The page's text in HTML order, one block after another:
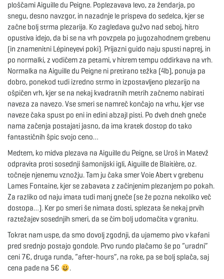
ploščami Aiguille du Peigne. Poplezavava levo, za žendarja, po
snegu, desno navzgor, in nazadnje le prispeva do sedelca, kjer se
začne bolj strma plezarija. Ko zagledava gužvo nad seboj, hitro
opustiva idejo, da bi se na vrh povzpela po jugozahodnem grebenu
(in znamenitni Lépineyevi poki). Prijazni guido naju spusti naprej, in
po normalki, z vodičem za petami, v hitrem tempu oddirkava na vrh.
Normalka na Aiguille du Peigne ni pretirano težka (4b), ponuja pa
dobro, ponekod tudi izredno strmo in izpostavljeno plezarijo na
ošpičen vrh, kjer se na nekaj kvadratnih metrih začnemo nabirati
naveza za navezo. Vse smeri se namreč končajo na vrhu, kjer vse
naveze čaka spust po eni in edini abzajl pisti. Po dveh dneh gneče
nama začenja postajati jasno, da ima kratek dostop do tako
fantastičnih špic svojo ceno…
Medtem, ko midva plezava na Aiguille du Peigne, se Uroš in Matevž
odpravita proti sosednji šamonijski igli, Aiguille de Blaitière, oz.
točneje njenemu vznožju. Tam ju čaka smer Voie Abert v grebenu
Lames Fontaine, kjer se zabavata z začinjenim plezanjem po pokah.
Za razliko od naju imata tudi manj gneče (se že pozna nekoliko več
dostopa…). Ker po smeri še nimata dosti, splezata še nekaj prvih
raztežajev sosednjih smeri, da se čim bolj udomačita v granitu.
Tokrat nam uspe, da smo dovolj zgodnji, da ujamemo pivo v kafani
pred srednjo postajo gondole. Prvo rundo plačamo še po “uradni”
ceni 7€, druga runda, “after-hours”, na roke, pa se bolj splača, saj
cena pade na 5€
.